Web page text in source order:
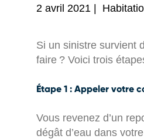
2 avril 2021|
Si un sinistre survient
faire ? Voici trois
Étape 1 : Appeler votre
Vous revenez d’un
dégât d’eau dans